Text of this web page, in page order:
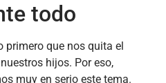
todo
primero que nos quita el
hijos. Por eso,
muy en serio este tema.